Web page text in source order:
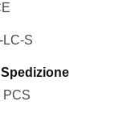
LC-S
PCS